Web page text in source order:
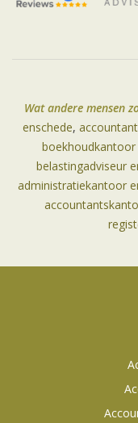
Wat andere mensen
enschede,
boekhoudkantoor
belastingadviseur
administratiekantoor